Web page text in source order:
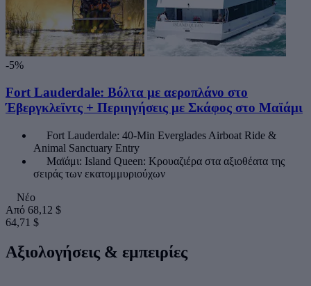
-5%
Fort Lauderdale: Βόλτα με αεροπλάνο στο
Έβεργκλεϊντς + Περιηγήσεις με Σκάφος στο Μαϊάμι
Fort Lauderdale: 40-Min Everglades Airboat Ride &
Animal Sanctuary Entry
Μαϊάμι: Island Queen: Κρουαζιέρα στα αξιοθέατα της
σειράς των εκατομμυριούχων
Νέο
Από 68,12 $
64,71 $
Αξιολογήσεις & εμπειρίες